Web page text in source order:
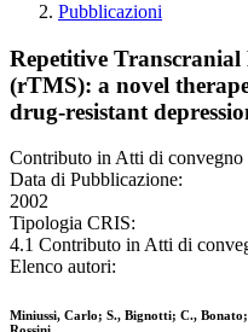
Pubblicazioni
Repetitive
(rTMS): a novel
drug-resistant
Contributo in Atti di convegno
Data di Pubblicazione:
2002
Tipologia CRIS:
4.1 Contributo in Atti di
Elenco autori:
Miniussi, Carlo; S., Bignotti; C.,